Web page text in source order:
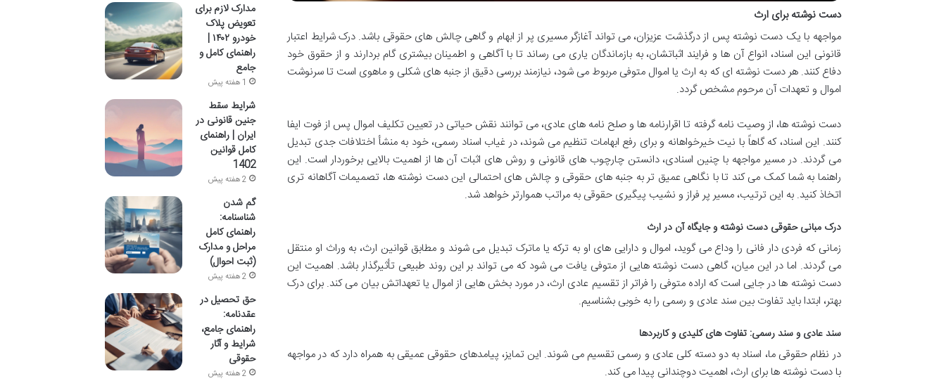
دست نوشته برای ارث
مواجهه با یک دست نوشته پس از درگذشت عزیزان، می تواند آغازگر مسیری پر از ابهام و گاهی چالش های حقوقی باشد. درک شرایط اعتبار
قانونی این اسناد، انواع آن ها و فرایند اثباتشان، به بازماندگان یاری می رساند تا با آگاهی و اطمینان بیشتری گام بردارند و از حقوق خود
دفاع کنند. هر دست نوشته ای که به ارث یا اموال متوفی مربوط می شود، نیازمند بررسی دقیق از جنبه های شکلی و ماهوی است تا سرنوشت
اموال و تعهدات آن مرحوم مشخص گردد.
دست نوشته ها، از وصیت نامه گرفته تا اقرارنامه ها و صلح نامه های عادی، می توانند نقش حیاتی در تعیین تکلیف اموال پس از فوت ایفا
کنند. این اسناد، که گاهاً با نیت خیرخواهانه و برای رفع ابهامات تنظیم می شوند، در غیاب اسناد رسمی، خود به منشأ اختلافات جدی تبدیل
می گردند. در مسیر مواجهه با چنین اسنادی، دانستن چارچوب های قانونی و روش های اثبات آن ها از اهمیت بالایی برخوردار است. این
راهنما به شما کمک می کند تا با نگاهی عمیق تر به جنبه های حقوقی و چالش های احتمالی این دست نوشته ها، تصمیمات آگاهانه تری
اتخاذ کنید. به این ترتیب، مسیر پر فراز و نشیب پیگیری حقوقی به مراتب هموارتر خواهد شد.
درک مبانی حقوقی دست نوشته و جایگاه آن در ارث
زمانی که فردی دار فانی را وداع می گوید، اموال و دارایی های او به ترکه یا ماترک تبدیل می شوند و مطابق قوانین ارث، به وراث او منتقل
می گردند. اما در این میان، گاهی دست نوشته هایی از متوفی یافت می شود که می تواند بر این روند طبیعی تأثیرگذار باشد. اهمیت این
دست نوشته ها در جایی است که اراده متوفی را فراتر از تقسیم عادی ارث، در مورد بخش هایی از اموال یا تعهداتش بیان می کند. برای درک
بهتر، ابتدا باید تفاوت بین سند عادی و رسمی را به خوبی بشناسیم.
سند عادی و سند رسمی: تفاوت های کلیدی و کاربردها
در نظام حقوقی ما، اسناد به دو دسته کلی عادی و رسمی تقسیم می شوند. این تمایز، پیامدهای حقوقی عمیقی به همراه دارد که در مواجهه
با دست نوشته ها برای ارث، اهمیت دوچندانی پیدا می کند.
مدارک لازم برای
تعویض پلاک
خودرو ۱۴۰۲ |
راهنمای کامل و
جامع
1 هفته پیش
شرایط سقط
جنین قانونی در
ایران | راهنمای
کامل قوانین
1402
2 هفته پیش
گم شدن
شناسنامه:
راهنمای کامل
مراحل و مدارک
(ثبت احوال)
2 هفته پیش
حق تحصیل در
عقدنامه:
راهنمای جامع،
شرایط و آثار
حقوقی
2 هفته پیش